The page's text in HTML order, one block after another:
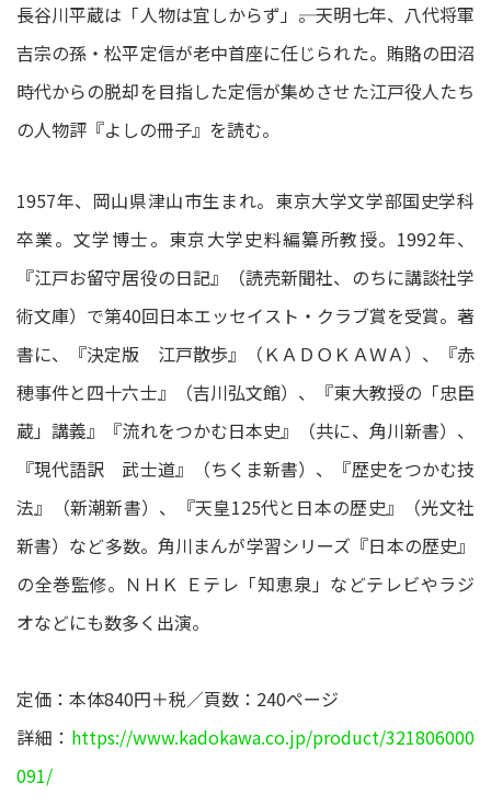
長谷川平蔵は「人物は宜しからず」――。天明七年、八代将軍
吉宗の孫・松平定信が老中首座に任じられた。賄賂の田沼
時代からの脱却を目指した定信が集めさせた江戸役人たち
の人物評『よしの冊子』を読む。
1957年、岡山県津山市生まれ。東京大学文学部国史学科
卒業。文学博士。東京大学史料編纂所教授。1992年、
『江戸お留守居役の日記』（読売新聞社、のちに講談社学
術文庫）で第40回日本エッセイスト・クラブ賞を受賞。著
書に、『決定版 江戸散歩』（ＫＡＤＯＫＡＷＡ）、『赤
穂事件と四十六士』（吉川弘文館）、『東大教授の「忠臣
蔵」講義』『流れをつかむ日本史』（共に、角川新書）、
『現代語訳 武士道』（ちくま新書）、『歴史をつかむ技
法』（新潮新書）、『天皇125代と日本の歴史』（光文社
新書）など多数。角川まんが学習シリーズ『日本の歴史』
の全巻監修。ＮＨＫ Ｅテレ「知恵泉」などテレビやラジ
オなどにも数多く出演。
定価：本体840円＋税／頁数：240ページ
詳細： https://www.kadokawa.co.jp/product/321806000
091/